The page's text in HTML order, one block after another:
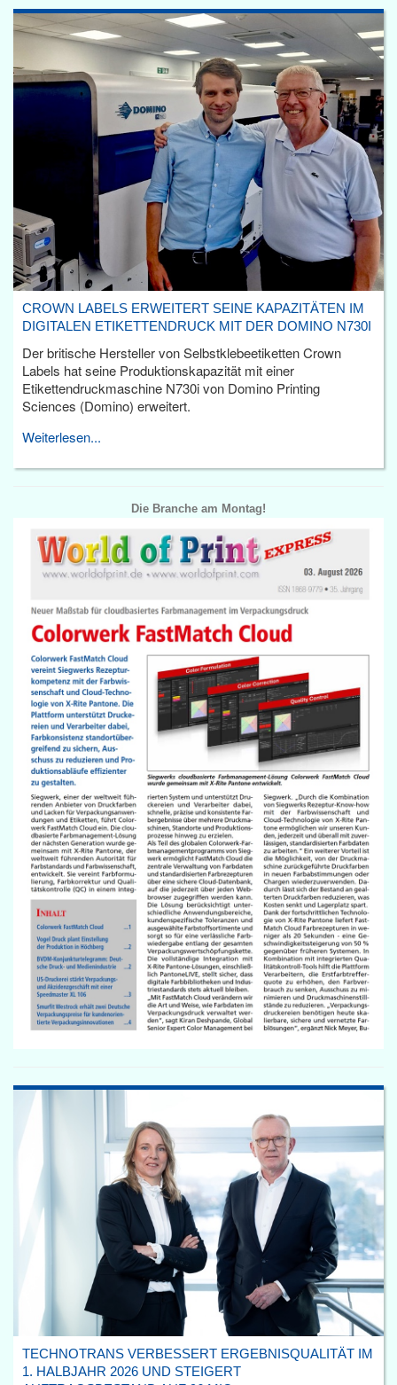
CROWN LABELS ERWEITERT SEINE KAPAZITÄTEN IM
DIGITALEN ETIKETTENDRUCK MIT DER DOMINO N730I
Der britische Hersteller von Selbstklebeetiketten Crown
Labels hat seine Produktionskapazität mit einer
Etikettendruckmaschine N730i von Domino Printing
Sciences (Domino) erweitert.
Weiterlesen...
Die Branche am Montag!
TECHNOTRANS VERBESSERT ERGEBNISQUALITÄT IM
1. HALBJAHR 2026 UND STEIGERT